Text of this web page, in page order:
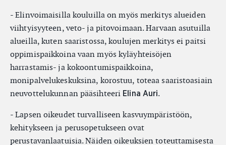
- Elinvoimaisilla kouluilla on myös merkitys alueiden
viihtyisyyteen, veto- ja pitovoimaan. Harvaan asutuilla
alueilla, kuten saaristossa, koulujen merkitys ei paitsi
oppimispaikkoina vaan myös kyläyhteisöjen
harrastamis- ja kokoontumispaikkoina,
monipalvelukeskuksina, korostuu, toteaa saaristoasiain
neuvottelukunnan pääsihteeri Elina Auri.
- Lapsen oikeudet turvalliseen kasvuympäristöön,
kehitykseen ja perusopetukseen ovat
perustavanlaatuisia. Näiden oikeuksien toteuttamisesta